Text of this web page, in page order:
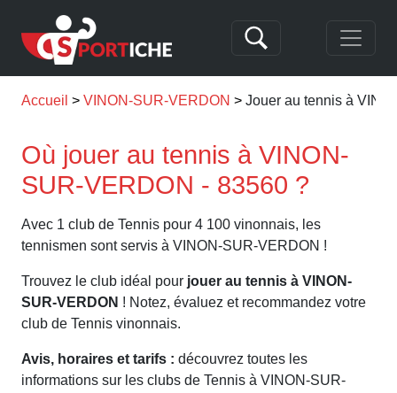
Accueil VINON-SUR-VERDON Jouer au tennis à
Où jouer au tennis à VINON-
SUR-VERDON - 83560 ?
Avec 1 club de Tennis pour 4 100 vinonnais, les
tennismen sont servis à VINON-SUR-VERDON !
Trouvez le club idéal pour jouer au tennis à VINON-
SUR-VERDON ! Notez, évaluez et recommandez votre
club de Tennis vinonnais.
Avis, horaires et tarifs : découvrez toutes les
informations sur les clubs de Tennis à VINON-SUR-